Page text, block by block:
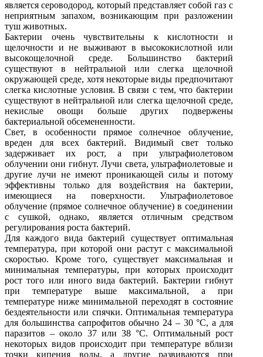
является сероводород, который представляет собой газ с
неприятным запахом, возникающим при разложении
туш животных.
Бактерии очень чувствительны к кислотности и
щелочности и не выживают в высококислотной или
высокощелочной среде. Большинство бактерий
существуют в нейтральной или слегка щелочной
окружающей среде, хотя некоторые виды предпочитают
слегка кислотные условия. В связи с тем, что бактерии
существуют в нейтральной или слегка щелочной среде,
некислые овощи больше других подвержены
бактериальной обсемененности.
Свет, в особенности прямое солнечное облучение,
вреден для всех бактерий. Видимый свет только
задерживает их рост, а при ультрафиолетовом
облучении они гибнут. Лучи света, ультрафиолетовые и
другие лучи не имеют проникающей силы и потому
эффективны только для воздействия на бактерии,
имеющиеся на поверхности. Ультрафиолетовое
облучение (прямое солнечное облучение) в соединении
с сушкой, однако, является отличным средством
регулирования роста бактерий.
Для каждого вида бактерий существует оптимальная
температура, при которой они растут с максимальной
скоростью. Кроме того, существует максимальная и
минимальная температуры, при которых происходит
рост того или иного вида бактерий. Бактерии гибнут
при температуре выше максимальной, а при
температуре ниже минимальной переходят в состояние
бездеятельности или спячки. Оптимальная температура
для большинства сапрофитов обычно 24 – 30 °С, а для
паразитов – около 37 или 38 °С. Оптимальный рост
некоторых видов происходит при температуре вблизи
точки кипения воды, а другие развиваются при